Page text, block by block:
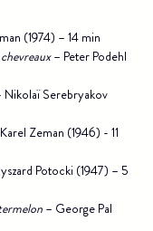
(1974) – 14 min
– Peter Podehl
Serebryakov
Zeman (1946) - 11
Potocki (1947) – 5
– George Pal